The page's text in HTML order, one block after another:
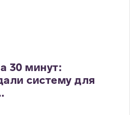
30 минут:
систему для